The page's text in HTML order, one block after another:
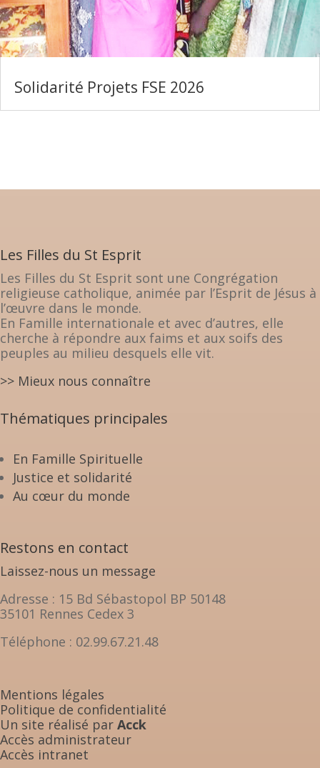
Solidarité Projets FSE 2026
Les Filles du St Esprit
Les Filles du St Esprit sont une Congrégation
religieuse catholique, animée par l’Esprit de Jésus à
l’œuvre dans le monde.
En Famille internationale et avec d’autres, elle
cherche à répondre aux faims et aux soifs des
peuples au milieu desquels elle vit.
>> Mieux nous connaître
Thématiques principales
En Famille Spirituelle
Justice et solidarité
Au cœur du monde
Restons en contact
Laissez-nous un message
Adresse : 15 Bd Sébastopol BP 50148
35101 Rennes Cedex 3
Téléphone : 02.99.67.21.48
Mentions légales
Politique de confidentialité
Un site réalisé par Acck
Accès administrateur
Accès intranet